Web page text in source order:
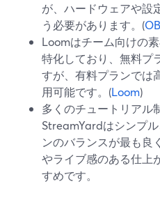
が、ハードウェアや設
う必要があります。(
Loomはチーム向けの
特化しており、無料プ
すが、有料プランでは
用可能です。(Loom)
多くのチュートリアル
StreamYardはシンプ
ンのバランスが最も良
やライブ感のある仕上
すめです。